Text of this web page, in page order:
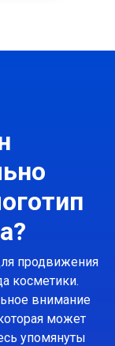
продвижения
косметики.
внимание
может
упомянуты